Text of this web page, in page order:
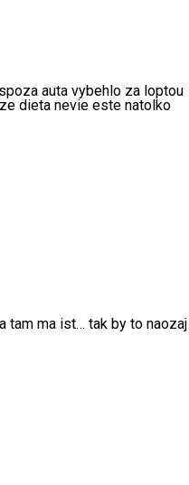
auta vybehlo za loptou
dieta nevie este natolko
tam ma ist… tak by to naozaj